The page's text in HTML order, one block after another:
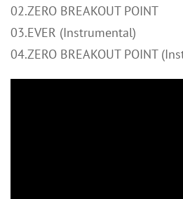
02.ZERO BREAKOUT POINT
03.EVER (Instrumental)
04.ZERO BREAKOUT POINT